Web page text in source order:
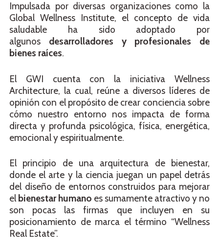
Impulsada por diversas organizaciones como la
Global Wellness Institute, el concepto de vida
saludable ha sido adoptado por
algunos desarrolladores y profesionales de
bienes raíces.
El GWI cuenta con la iniciativa Wellness
Architecture, la cual, reúne a diversos líderes de
opinión con el propósito de crear conciencia sobre
cómo nuestro entorno nos impacta de forma
directa y profunda psicológica, física, energética,
emocional y espiritualmente.
El principio de una arquitectura de bienestar,
donde el arte y la ciencia juegan un papel detrás
del diseño de entornos construidos para mejorar
el bienestar humano es sumamente atractivo y no
son pocas las firmas que incluyen en su
posicionamiento de marca el término “Wellness
Real Estate”.